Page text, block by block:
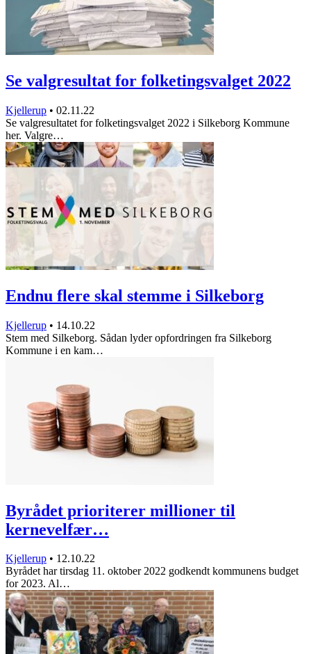
Se valgresultat for folketingsvalget 2022
Kjellerup • 02.11.22
Se valgresultatet for folketingsvalget 2022 i Silkeborg Kommune
her. Valgre…
Endnu flere skal stemme i Silkeborg
Kjellerup • 14.10.22
Stem med Silkeborg. Sådan lyder opfordringen fra Silkeborg
Kommune i en kam…
Byrådet prioriterer millioner til
kernevelfær…
Kjellerup • 12.10.22
Byrådet har tirsdag 11. oktober 2022 godkendt kommunens budget
for 2023. Al…